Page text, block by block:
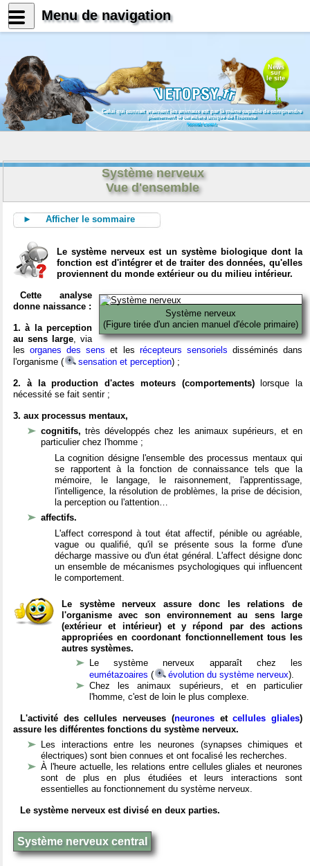
News
sur
le site
Celui qui connait vraiment les animaux est par là même capable de comprendre
pleinement le caractère unique de l'homme
Konrad Lorenz
Système nerveux
Vue d'ensemble
► Afficher le sommaire
Le système nerveux est un système biologique dont la
fonction est d'intégrer et de traiter des données, qu'elles
proviennent du monde extérieur ou du milieu intérieur.
Système nerveux
(Figure tirée d'un ancien manuel d'école primaire)
Cette analyse
donne naissance :
1. à la perception
au sens large, via
lesorganes des sens et les récepteurs sensoriels disséminés dans
l'organisme (
sensation et perception) ;
2. à la production d'actes moteurs (comportements)lorsque la
nécessité se fait sentir ;
3. aux processus mentaux,
cognitifs,très développés chez les animaux supérieurs, et en
particulier chez l'homme ;
La cognition désigne l'ensemble des processus mentaux qui
se rapportent à la fonction de connaissance tels que la
mémoire, le langage, le raisonnement, l'apprentissage,
l'intelligence, la résolution de problèmes, la prise de décision,
la perception ou l'attention…
affectifs.
L'affect correspond à tout état affectif, pénible ou agréable,
vague ou qualifié, qu'il se présente sous la forme d'une
décharge massive ou d'un état général. L'affect désigne donc
un ensemble de mécanismes psychologiques qui influencent
le comportement.
Le système nerveux assure donc les relations de
l'organisme avec son environnement au sens large
(extérieur et intérieur) et y répond par des actions
appropriées en coordonant fonctionnellement tous les
autres systèmes.
Le système nerveux apparaît chez les
eumétazoaires ( évolution du système nerveux).
Chez les animaux supérieurs, et en particulier
l'homme, c'est de loin le plus complexe.
L'activité des cellules nerveuses (neuronesetcellules gliales)
assure les différentes fonctions du système nerveux.
Les interactions entre les neurones (synapses chimiques et
électriques) sont bien connues et ont focalisé les recherches.
À l'heure actuelle, les relations entre cellules gliales et neurones
sont de plus en plus étudiées et leurs interactions sont
essentielles au fonctionnement du système nerveux.
Le système nerveux est divisé en deux parties.
Système nerveux central
Menu de navigation